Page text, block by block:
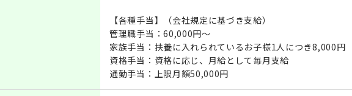
【各種手当】（会社規定に基づき支給）
管理職手当：60,000円～
家族手当：扶養に入れられているお子様1人につき8,000円
資格手当：資格に応じ、月給として毎月支給
通勤手当：上限月額50,000円